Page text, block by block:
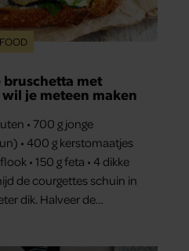
FOOD
met
je meteen maken
• 700 g jonge
• 400 g kerstomaatjes
• 150 g feta • 4 dikke
de courgettes schuin in
dik. Halveer de